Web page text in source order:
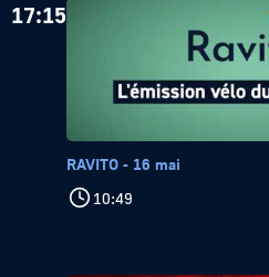
17:15
RAVITO - 16 mai
10:49